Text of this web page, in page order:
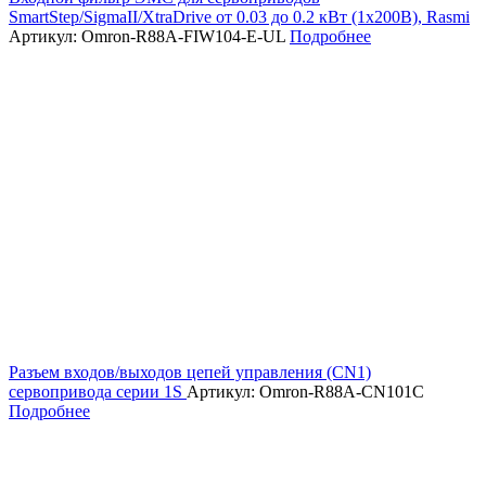
SmartStep/SigmaII/XtraDrive от 0.03 до 0.2 кВт (1х200В), Rasmi
Артикул: Omron-R88A-FIW104-E-UL Подробнее
Разъем входов/выходов цепей управления (CN1)
сервопривода серии 1S Артикул: Omron-R88A-CN101C
Подробнее